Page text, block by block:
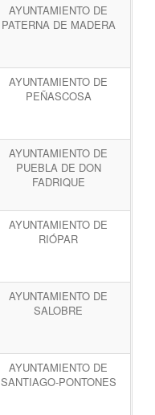
AYUNTAMIENTO DE
PATERNA DE MADERA
AYUNTAMIENTO DE
PEÑASCOSA
AYUNTAMIENTO DE
PUEBLA DE DON
FADRIQUE
AYUNTAMIENTO DE
RIÓPAR
AYUNTAMIENTO DE
SALOBRE
AYUNTAMIENTO DE
SANTIAGO-PONTONES